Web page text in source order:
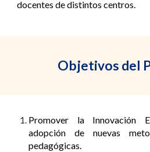
docentes de distintos centros.
Objetivos del
Promover la Innovación
adopción de nuevas
pedagógicas.